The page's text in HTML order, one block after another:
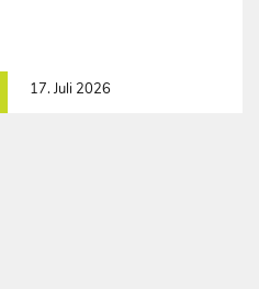
17. Juli 2026